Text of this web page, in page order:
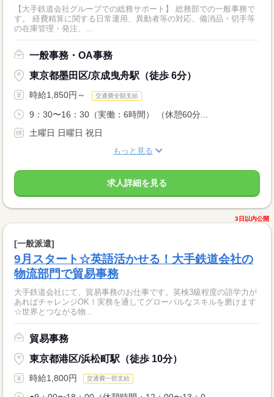
【大手鉄道会社グループでの総務サポート】 総務部での一般事務で
す。 経費精算に関する日常運用、異動者等の対応、備消品・切手等
の在庫管理・発注、...
一般事務・OA事務
東京都墨田区/京成曳舟駅（徒歩 6分）
時給1,850円～ 交通費全額支給
9：30〜16：30（実働：6時間） （休憩60分...
土曜日 日曜日 祝日
もっと見る
求人詳細を見る
3日以内公開
[一般派遣]
9月スタート☆英語活かせる！大手鉄道会社の
物流部門で貿易事務
大手鉄道会社にて、貿易事務のお仕事です。英検3級程度の語学力が
あればチャレンジOK！実務を通してグローバルなスキルを磨けます
☆世界とつながる物...
貿易事務
東京都港区/浜松町駅（徒歩 10分）
時給1,800円 交通費一部支給